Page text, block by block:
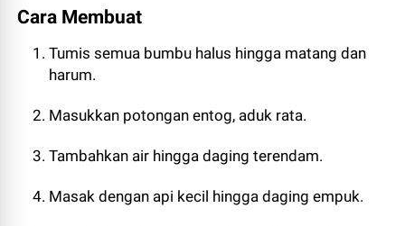
Cara Membuat
Tumis semua bumbu halus hingga matang dan
harum.
Masukkan potongan entog, aduk rata.
Tambahkan air hingga daging terendam.
Masak dengan api kecil hingga daging empuk.